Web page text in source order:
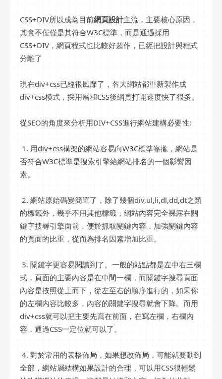
CSS+DIV所以成為目前網頁設計主流，主要核心原因，
其實不僅僅是其符合W3C標準，而是通過採用
CSS+DIV，網頁程式也比較好超作，已經把設計與程式
分離了
現在div+css已經很風靡了，各大網站都重新製作成
div+css模式，採用層和CSS後網頁打開速度快了很多。
從SEO的角度來分析用DIV+CSS進行網站建構必要性:
1. 用div+css構架的網站容易向W3C標準靠攏，網站是
否符合W3C標準是搜索引擎給網站排名的一個影響因
素。
2. 網站原始碼變簡單了，除了幾個div,ul,li,dl,dd,dt之類
的標籤外，幾乎不用其他標籤，網站內容完全裸露在關
鍵字搜尋引擎面前，便於抓取關鍵內容，加強關鍵內容
的頁面的比重，從而為排名因素增加比重。
3. 關鍵字更容易閱讀到了。一般的站點都是左中右三欄
式，頁面的主要內容是在中間一欄，而關鍵字搜尋頁面
內容是按照從上而下，從左至右的順序進行的，如果你
的左欄內容比較多，內容的關鍵字搜尋就會下降。而用
div+css就可以把主要先寫在前面，在寫左欄，右欄內
容，通過CSS一定位就可以了。
4. 對於常用的表格佈局，如果想改佈局，可能就要動到
全部，網站層結構如果設計的合理，可以用CSS很輕鬆